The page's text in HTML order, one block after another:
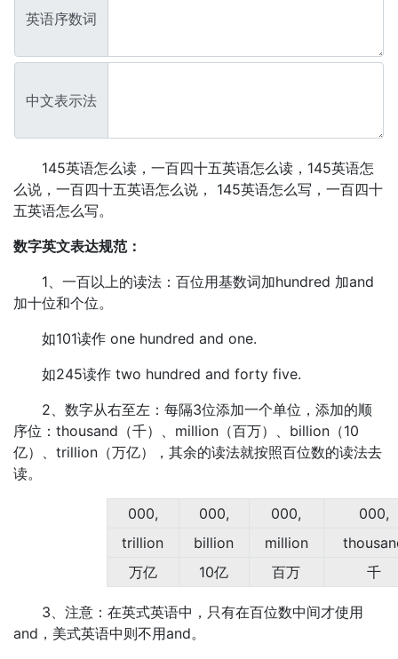
英语序数词
中文表示法
145英语怎么读，一百四十五英语怎么读，145英语怎
么说，一百四十五英语怎么说， 145英语怎么写，一百四十
五英语怎么写。
数字英文表达规范：
1、一百以上的读法：百位用基数词加hundred 加and
加十位和个位。
如101读作 one hundred and one.
如245读作 two hundred and forty five.
2、数字从右至左：每隔3位添加一个单位，添加的顺
序位：thousand（千）、million（百万）、billion（10
亿）、trillion（万亿），其余的读法就按照百位数的读法去
读。
000, 000, 000,
000,
trillion
billion million
万亿
10亿 百万 千
3、注意：在英式英语中，只有在百位数中间才使用
and，美式英语中则不用and。